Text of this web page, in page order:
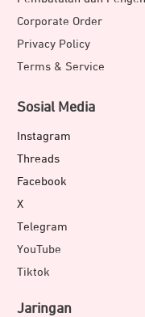
Corporate Order
Privacy Policy
Terms & Service
Sosial Media
Instagram
Threads
Facebook
X
Telegram
YouTube
Tiktok
Jaringan